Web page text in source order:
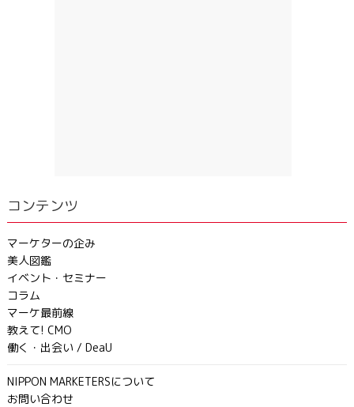
コンテンツ
マーケターの企み
美人図鑑
イベント・セミナー
コラム
マーケ最前線
教えて! CMO
働く・出会い / DeaU
NIPPON MARKETERSについて
お問い合わせ